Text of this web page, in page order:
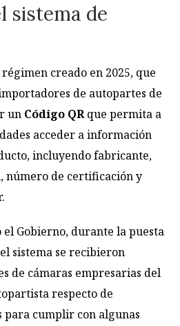
sistema de
creado en 2025, que
de autopartes de
un Código QRque permita a
acceder a información
incluyendo fabricante,
número de certificación y
el Gobierno, durante la puesta
sistema se recibieron
de cámaras empresarias del
respecto de
cumplir con algunas